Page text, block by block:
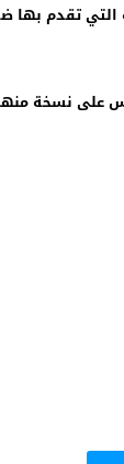
تقدم
تازة (حصلت